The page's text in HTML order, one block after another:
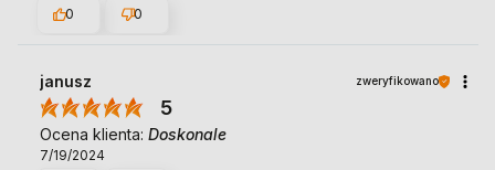
0
0
janusz zweryfikowano
5
Ocena klienta: Doskonale
7/19/2024